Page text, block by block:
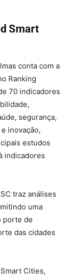
Smart
conta com a
Ranking
70 indicadores
segurança,
inovação,
estudos
indicadores
traz análises
uma
porte de
das cidades
Cities,